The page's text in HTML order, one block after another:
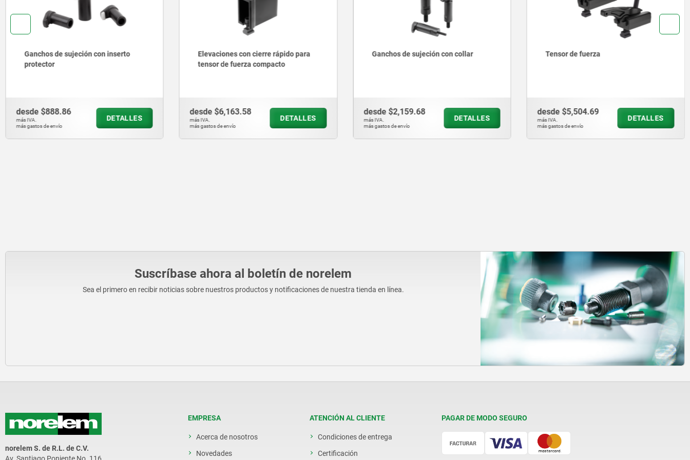
Ganchos de sujeción con inserto
protector
desde$888.86
más IVA.
más gastos de envío
DETALLES
Elevaciones con cierre rápido para
tensor de fuerza compacto
desde$6,163.58
más IVA.
más gastos de envío
DETALLES
Ganchos de sujeción con collar
desde$2,159.68
más IVA.
más gastos de envío
DETALLES
Tensor de fuerza
desde$5,504.69
más IVA.
más gastos de envío
DETALLES
Suscríbase ahora al boletín de norelem
Sea el primero en recibir noticias sobre nuestros productos y notificaciones de nuestra tienda en línea.
norelem S. de R.L. de C.V.
EMPRESA
Acerca de nosotros
Novedades
ATENCIÓN AL CLIENTE
Condiciones de entrega
Certificación
PAGAR DE MODO SEGURO